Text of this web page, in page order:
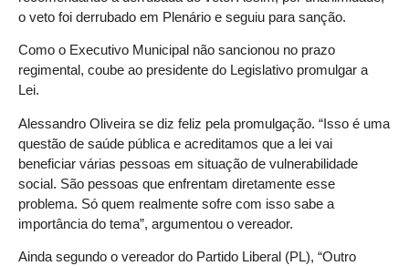
o veto foi derrubado em Plenário e seguiu para sanção.
Como o Executivo Municipal não sancionou no prazo
regimental, coube ao presidente do Legislativo promulgar a
Lei.
Alessandro Oliveira se diz feliz pela promulgação. “Isso é uma
questão de saúde pública e acreditamos que a lei vai
beneficiar várias pessoas em situação de vulnerabilidade
social. São pessoas que enfrentam diretamente esse
problema. Só quem realmente sofre com isso sabe a
importância do tema”, argumentou o vereador.
Ainda segundo o vereador do Partido Liberal (PL), “Outro